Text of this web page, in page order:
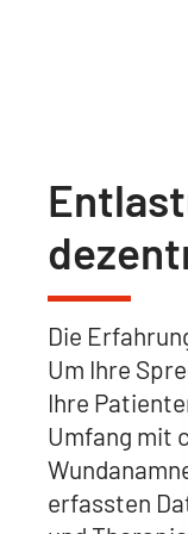
Die
Um Ihre
Ihre
Umfang mit
erfassten